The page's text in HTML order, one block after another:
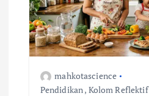
p
o
mahkotascience
Pendidikan, Kolom Reflektif